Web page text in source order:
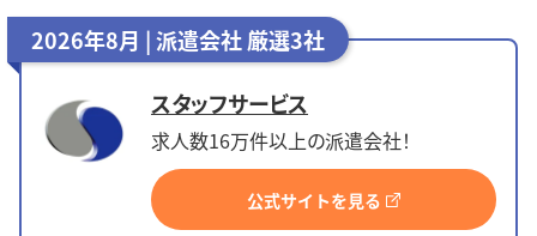
2026年8月 | 派遣会社 厳選3社
スタッフサービス
求人数16万件以上の派遣会社！
公式サイトを見る